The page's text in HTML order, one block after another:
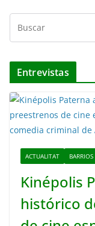
Entrevistas
ACTUALITAT BARRIOS
Kinépolis
histórico